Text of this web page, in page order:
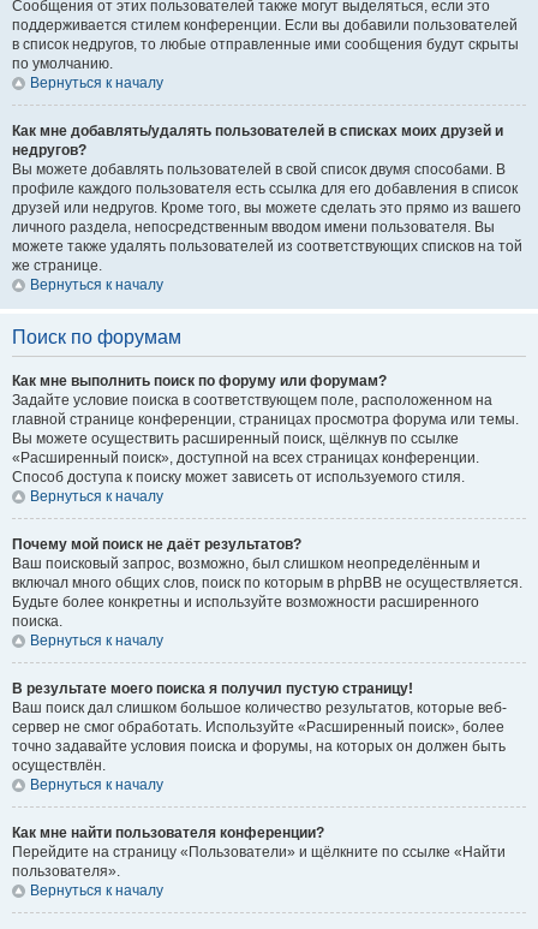
Сообщения от этих пользователей также могут выделяться, если это
поддерживается стилем конференции. Если вы добавили пользователей
в список недругов, то любые отправленные ими сообщения будут скрыты
по умолчанию.
Вернуться к началу
Как мне добавлять/удалять пользователей в списках моих друзей и
недругов?
Вы можете добавлять пользователей в свой список двумя способами. В
профиле каждого пользователя есть ссылка для его добавления в список
друзей или недругов. Кроме того, вы можете сделать это прямо из вашего
личного раздела, непосредственным вводом имени пользователя. Вы
можете также удалять пользователей из соответствующих списков на той
же странице.
Вернуться к началу
Поиск по форумам
Как мне выполнить поиск по форуму или форумам?
Задайте условие поиска в соответствующем поле, расположенном на
главной странице конференции, страницах просмотра форума или темы.
Вы можете осуществить расширенный поиск, щёлкнув по ссылке
«Расширенный поиск», доступной на всех страницах конференции.
Способ доступа к поиску может зависеть от используемого стиля.
Вернуться к началу
Почему мой поиск не даёт результатов?
Ваш поисковый запрос, возможно, был слишком неопределённым и
включал много общих слов, поиск по которым в phpBB не осуществляется.
Будьте более конкретны и используйте возможности расширенного
поиска.
Вернуться к началу
В результате моего поиска я получил пустую страницу!
Ваш поиск дал слишком большое количество результатов, которые веб-
сервер не смог обработать. Используйте «Расширенный поиск», более
точно задавайте условия поиска и форумы, на которых он должен быть
осуществлён.
Вернуться к началу
Как мне найти пользователя конференции?
Перейдите на страницу «Пользователи» и щёлкните по ссылке «Найти
пользователя».
Вернуться к началу